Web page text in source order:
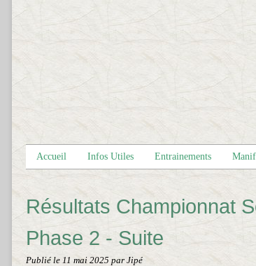
Accueil Infos Utiles Entrainements
Résultats Championnat
Phase 2 - Suite
Publié le 11 mai 2025 par Jipé